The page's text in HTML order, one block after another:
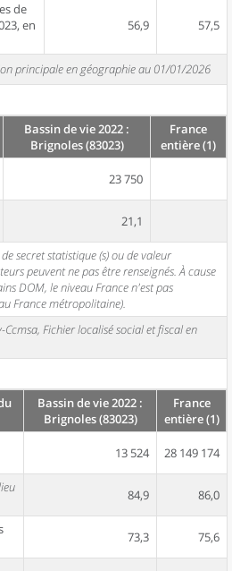
de
en
56,9 57,5
principale en géographie au 01/01/2026
Bassin de vie 2022 :
Brignoles (83023)
France
entière (1)
23 750
21,1
secret statistique (s) ou de valeur
peuvent ne pas être renseignés. À cause
DOM, le niveau France n'est pas
France métropolitaine).
Ccmsa, Fichier localisé social et fiscal en
Bassin de vie 2022 :
Brignoles (83023)
France
entière (1)
13 524 28 149 174
84,9 86,0
73,3 75,6